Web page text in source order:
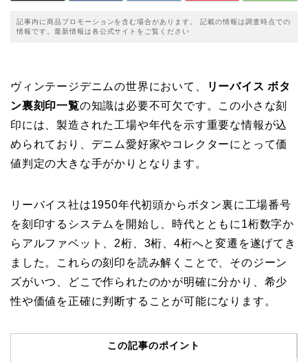
記事内に商品プロモーションを含む場合があります。 記載の情報は調査時点での
情報です。最新情報は各公式サイトをご覧ください
ヴィンテージデニムの世界において、
リーバイス ボタ
ン裏刻印一覧の知識は必要不可欠です。この小さな刻
印には、製造された工場や年代を示す重要な情報が込
められており、デニム愛好家やコレクターにとって価
値判定の大きな手がかりとなります。
リーバイス社は1950年代初頭からボタン裏に工場番号
を刻印するシステムを開始し、時代とともに1桁数字か
らアルファベット、2桁、3桁、4桁へと変遷を遂げてき
ました。これらの刻印を読み解くことで、そのジーン
ズがいつ、どこで作られたのかが明確に分かり、希少
性や価値を正確に判断することが可能になります。
この記事のポイント